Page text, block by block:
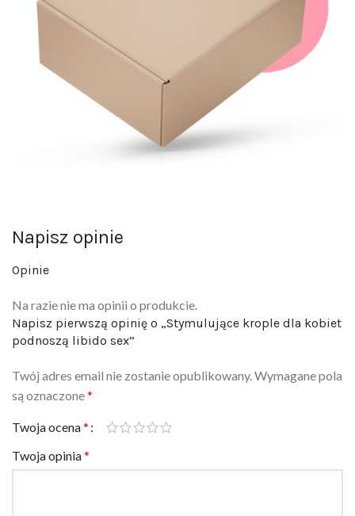
Opinie
Napisz pierwszą opinię o „Stymulujące krople dla kobiet
podnoszą libido sex”
są oznaczone*
Twoja ocena
Twoja opinia